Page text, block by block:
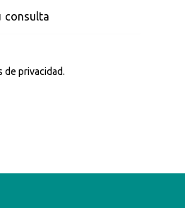
de privacidad.